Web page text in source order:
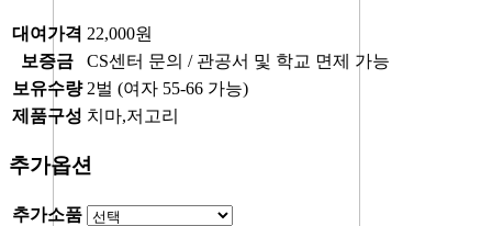
대여가격 22,000원
보증금
CS센터 문의 / 관공서 및 학교 면제 가능
보유수량 2벌 (여자 55-66 가능)
제품구성 치마,저고리
추가옵션
추가소품